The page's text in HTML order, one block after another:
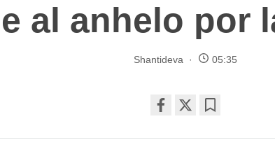
al anhelo por
Shantideva 05:35
on